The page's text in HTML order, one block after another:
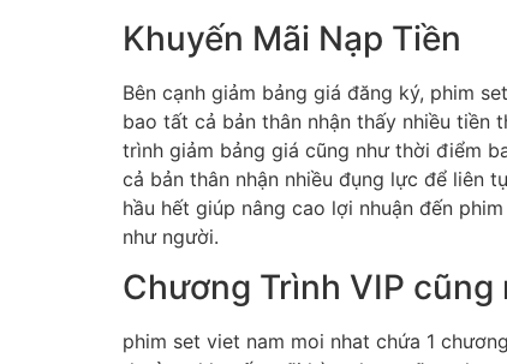
Khuyến Mãi Nạp Tiền
Bên cạnh giảm bảng giá đăng ký, phim
bao tất cả bản thân nhận thấy nhiều tiền
trình giảm bảng giá cũng như thời điểm
cả bản thân nhận nhiều đụng lực để liên
hầu hết giúp nâng cao lợi nhuận đến
như người.
Chương Trình VIP
phim set viet nam moi nhat chứa 1